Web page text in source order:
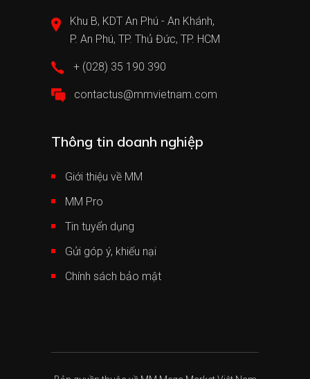
Khu B, KDT An Phú - An Khánh,
P. An Phú, TP. Thủ Đức, TP. HCM
+ (028) 35 190 390
contactus@mmvietnam.com
Thông tin doanh nghiệp
Giới thiệu về MM
MM Pro
Tin tuyển dụng
Gửi góp ý, khiếu nại
Chính sách bảo mật